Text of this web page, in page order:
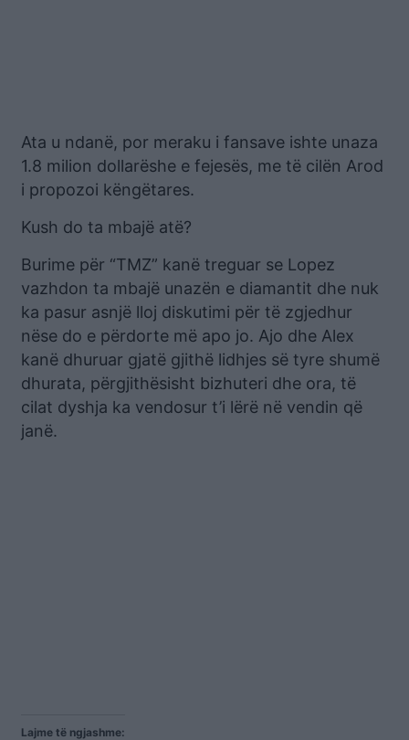
Ata u ndanë, por meraku i fansave ishte unaza
1.8 milion dollarëshe e fejesës, me të cilën Arod
i propozoi këngëtares.
Kush do ta mbajë atë?
Burime për “TMZ” kanë treguar se Lopez
vazhdon ta mbajë unazën e diamantit dhe nuk
ka pasur asnjë lloj diskutimi për të zgjedhur
nëse do e përdorte më apo jo. Ajo dhe Alex
kanë dhuruar gjatë gjithë lidhjes së tyre shumë
dhurata, përgjithësisht bizhuteri dhe ora, të
cilat dyshja ka vendosur t’i lërë në vendin që
janë.
Lajme të ngjashme: